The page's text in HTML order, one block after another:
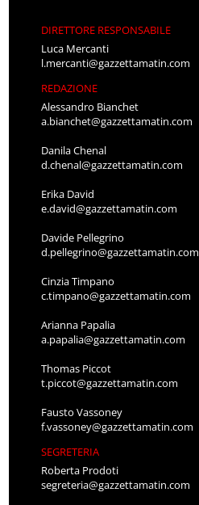
DIRETTORE RESPONSABILE
Luca Mercanti
l.mercanti@gazzettamatin.com
REDAZIONE
Alessandro Bianchet
a.bianchet@gazzettamatin.com
Danila Chenal
d.chenal@gazzettamatin.com
Erika David
e.david@gazzettamatin.com
Davide Pellegrino
d.pellegrino@gazzettamatin.com
Cinzia Timpano
c.timpano@gazzettamatin.com
Arianna Papalia
a.papalia@gazzettamatin.com
Thomas Piccot
t.piccot@gazzettamatin.com
Fausto Vassoney
f.vassoney@gazzettamatin.com
SEGRETERIA
Roberta Prodoti
segreteria@gazzettamatin.com